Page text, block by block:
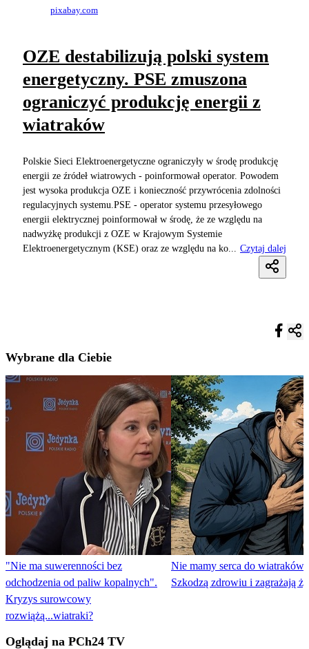
pixabay.com
OZE destabilizują polski system
energetyczny. PSE zmuszona
ograniczyć produkcję energii z
wiatraków
Polskie Sieci Elektroenergetyczne ograniczyły w środę produkcję
energii ze źródeł wiatrowych - poinformował operator. Powodem
jest wysoka produkcja OZE i konieczność przywrócenia zdolności
regulacyjnych systemu.PSE - operator systemu przesyłowego
energii elektrycznej poinformował w środę, że ze względu na
nadwyżkę produkcji z OZE w Krajowym Systemie
Elektroenergetycznym (KSE) oraz ze względu na ko...
Czytaj dalej
Wybrane dla Ciebie
"Nie ma suwerenności bez
odchodzenia od paliw kopalnych".
Kryzys surowcowy
rozwiążą...wiatraki?
Nie mamy serca do wiatraków.
Szkodzą zdrowiu i zagrażają
Oglądaj na PCh24 TV